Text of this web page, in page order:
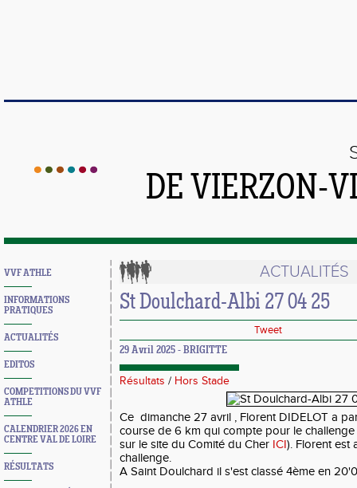
DE VIERZON-
VVF ATHLE
INFORMATIONS
PRATIQUES
ACTUALITÉS
EDITOS
COMPETITIONS DU VVF
ATHLE
CALENDRIER 2026 EN
CENTRE VAL DE LOIRE
RÉSULTATS
ACTUALITÉS
St Doulchard-Albi 27 04 25
Tweet
29 Avril 2025 - BRIGITTE
Résultats / Hors Stade
Ce dimanche 27 avril , Florent DIDELOT a
course de 6 km qui compte pour le
sur le site du Comité du Cher ICI). Florent est
challenge.
A Saint Doulchard il s'est classé 4ème en